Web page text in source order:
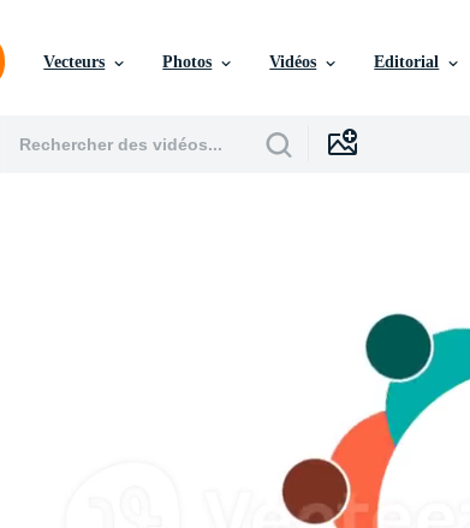
Vecteurs Photos Vidéos Editorial